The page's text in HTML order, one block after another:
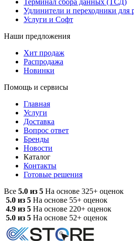
Удлинители и переходники для
Услуги и Софт
Наши предложения
Хит продаж
Распродажа
Новинки
Помощь и сервисы
Главная
Услуги
Доставка
Вопрос ответ
Бренды
Новости
Каталог
Контакты
Готовые решения
Все 5.0 из 5 На основе 325+ оценок
5.0 из 5 На основе 55+ оценок
4.9 из 5 На основе 220+ оценок
5.0 из 5 На основе 52+ оценок